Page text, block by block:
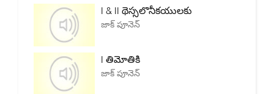
I & II థెస్సలొనీకయులకు
జాక్ పూనెన్
I తిమోతికి
జాక్ పూనెన్